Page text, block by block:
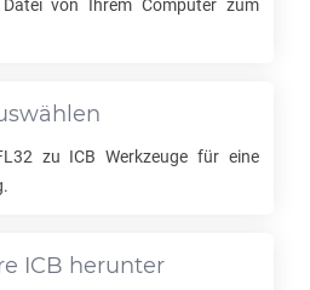
Datei von Ihrem Computer zum
zu ICB Werkzeuge für eine
ICB herunter